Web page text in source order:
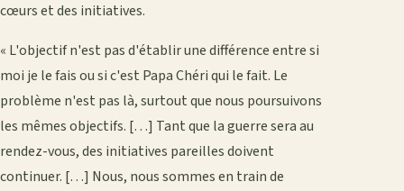
cœurs et des initiatives.
« L'objectif n'est pas d'établir une différence entre si
moi je le fais ou si c'est Papa Chéri qui le fait. Le
problème n'est pas là, surtout que nous poursuivons
les mêmes objectifs. […] Tant que la guerre sera au
rendez-vous, des initiatives pareilles doivent
continuer. […] Nous, nous sommes en train de